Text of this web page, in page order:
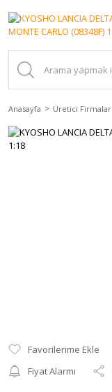
Anasayfa Üretici Firmalar
Fiyat Alarmı